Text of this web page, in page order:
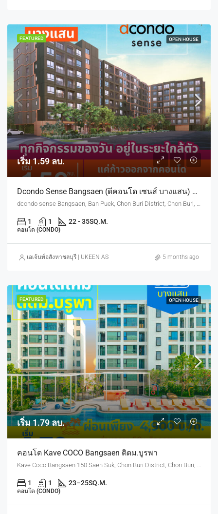
FEATURED OPEN HOUSE
เริ่ม 1.59 ลบ.
Dcondo Sense Bangsaen (ดีคอนโด เซนส์ บางแสน) ทำเลใกล้ ม.บูรพา
dcondo sense Bangsaen, Ban Puek, Chon Buri District, Chon Buri, Thailand
1 1 22 - 35SQ.M.
คอนโด (CONDO)
เอเจ้นท์อสังหาชลบุรี | UKEEN ASSET CO., LTD. 5 months ago
FEATURED OPEN HOUSE
เริ่ม 1.79 ลบ.
คอนโด Kave COCO Bangsaen ติดม.บูรพา
1 1 23–25SQ.M.
คอนโด (CONDO)